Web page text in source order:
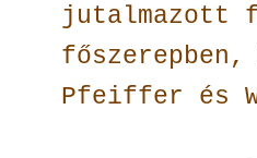
jutalmazott
Pfeiffer és